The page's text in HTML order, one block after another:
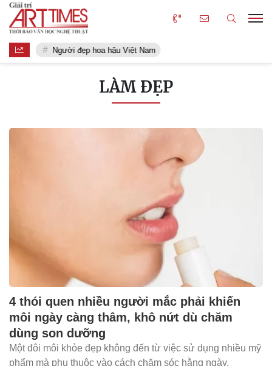
Người đẹp hoa hậu Việt Nam
LÀM ĐẸP
4 thói quen nhiều người mắc phải khiến
môi ngày càng thâm, khô nứt dù chăm
dùng son dưỡng
Một đôi môi khỏe đẹp không đến từ việc sử dụng nhiều mỹ
phẩm mà phụ thuộc vào cách chăm sóc hằng ngày.